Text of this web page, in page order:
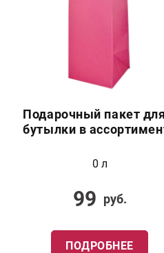
Подарочный пакет
бутылки в
0 л
99 руб.
ПОДРОБНЕЕ